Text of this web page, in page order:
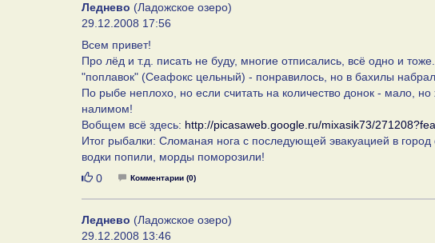
Леднево (Ладожское озеро)
29.12.2008 17:56
Всем привет!
Про лёд и т.д. писать не буду, многие отписались, всё одно и
"поплавок" (Сеафокс цельный) - понравилось, но в бахилы набрал
По рыбе неплохо, но если считать на количество донок - мало,
налимом!
Вобщем всё здесь: http://picasaweb.google.ru/mixasik73/
Итог рыбалки: Сломаная нога с последующей эвакуацией в
водки попили, морды поморозили!
Нравится
0 Комментарии (0)
Леднево (Ладожское озеро)
29.12.2008 13:46